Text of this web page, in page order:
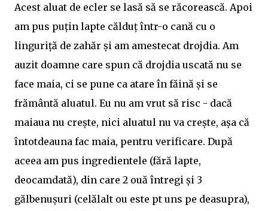
Acest aluat de ecler se lasă să se răcorească. Apoi
am pus puțin lapte călduț într-o cană cu o
linguriță de zahăr și am amestecat drojdia. Am
auzit doamne care spun că drojdia uscată nu se
face maia, ci se pune ca atare în făină și se
frământă aluatul. Eu nu am vrut să risc - dacă
maiaua nu crește, nici aluatul nu va crește, așa că
întotdeauna fac maia, pentru verificare. După
aceea am pus ingredientele (fără lapte,
deocamdată), din care 2 ouă întregi și 3
gălbenușuri (celălalt ou este pt uns pe deasupra),